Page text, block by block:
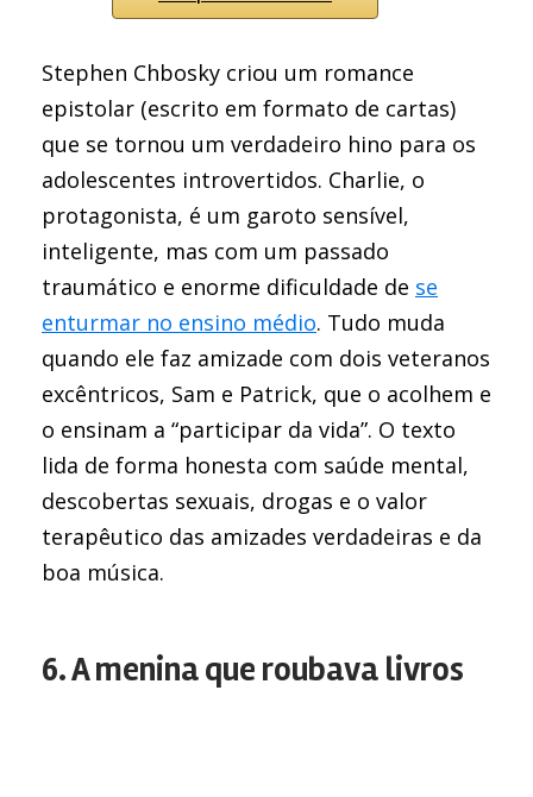
Stephen Chbosky criou um romance
epistolar (escrito em formato de cartas)
que se tornou um verdadeiro hino para os
adolescentes introvertidos. Charlie, o
protagonista, é um garoto sensível,
inteligente, mas com um passado
traumático e enorme dificuldade de se
enturmar no ensino médio. Tudo muda
quando ele faz amizade com dois veteranos
excêntricos, Sam e Patrick, que o acolhem e
o ensinam a “participar da vida”. O texto
lida de forma honesta com saúde mental,
descobertas sexuais, drogas e o valor
terapêutico das amizades verdadeiras e da
boa música.
6. A menina que roubava livros